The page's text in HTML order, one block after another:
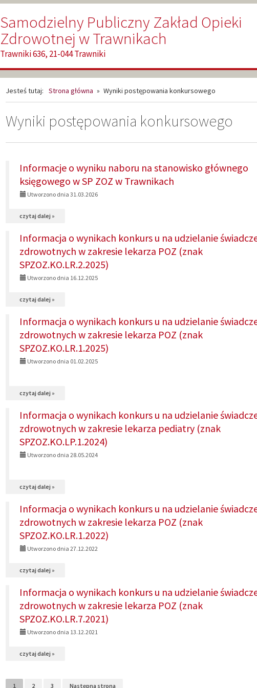
Samodzielny Publiczny Zakład Opieki
Zdrowotnej w Trawnikach
Trawniki 636, 21-044 Trawniki
Jesteś tutaj: Strona główna » Wyniki postępowania konkursowego
Wyniki postępowania konkursowego
DOKUMENTY,
strona
Informacje o wyniku naboru na stanowisko głównego
księgowego w SP ZOZ w Trawnikach
Utworzono dnia 31.03.2026
czytaj dalej »na
Informacje
na
głównego
księgowego
Trawnikach
Informacja o wynikach konkurs u na udzielanie
zdrowotnych w zakresie lekarza POZ (znak
SPZOZ.KO.LR.2.2025)
Utworzono dnia 16.12.2025
czytaj dalej »na
Informacja
udzielanie
świadczeń
zdrowotnych
w
lekarza
(znak
SPZOZ.KO.LR.2.2025)
Informacja o wynikach konkurs u na udzielanie
zdrowotnych w zakresie lekarza POZ (znak
SPZOZ.KO.LR.1.2025)
Utworzono dnia 01.02.2025
czytaj dalej »na
Informacja
udzielanie
świadczeń
zdrowotnych
w
POZ
(znak
SPZOZ.KO.LR.1.2025)
Informacja o wynikach konkurs u na udzielanie
zdrowotnych w zakresie lekarza pediatry (znak
SPZOZ.KO.LP.1.2024)
Utworzono dnia 28.05.2024
czytaj dalej »na
Informacja
u
udzielanie
świadczeń
zdrowotnych
Informacja o wynikach konkurs u na udzielanie
zdrowotnych w zakresie lekarza POZ (znak
SPZOZ.KO.LR.1.2022)
Utworzono dnia 27.12.2022
czytaj dalej »na
Informacja
u
udzielanie
Informacja o wynikach konkurs u na udzielanie
zdrowotnych w zakresie lekarza POZ (znak
SPZOZ.KO.LR.7.2021)
Utworzono dnia 13.12.2021
czytaj dalej »na
1 2 3 Następna strona